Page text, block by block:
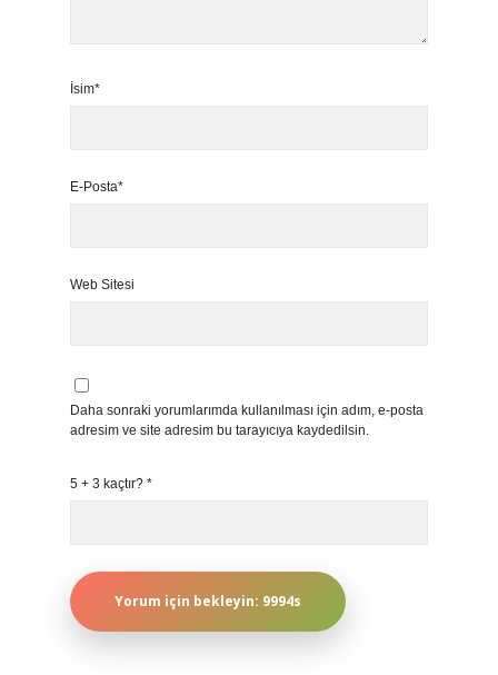
İsim*
E-Posta*
Web Sitesi
Daha sonraki yorumlarımda kullanılması için adım, e-posta
adresim ve site adresim bu tarayıcıya kaydedilsin.
5 + 3 kaçtır? *